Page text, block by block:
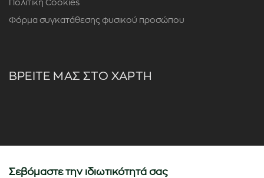
Πολιτική Cookies
Φόρμα συγκατάθεσης φυσικού προσώπου
ΒΡΕΙΤΕ ΜΑΣ ΣΤΟ ΧΑΡΤΗ
Σεβόμαστε την ιδιωτικότητά σας